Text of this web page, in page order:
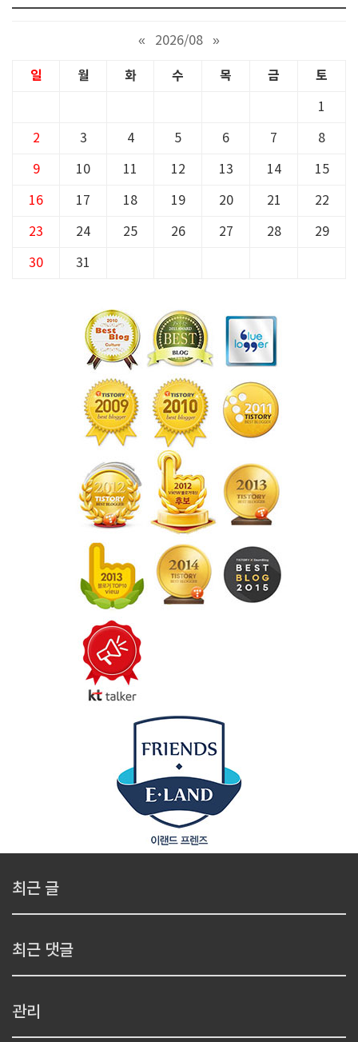
« 2026/08 »
일 월 화 수 목 금 토
1
2 3 4 5 6 7 8
9 10 11 12 13 14 15
16 17 18 19 20 21 22
23 24 25 26 27 28 29
30 31
최근 글
최근 댓글
관리